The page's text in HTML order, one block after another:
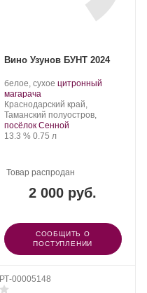
Вино Узунов БУНТ 2024
Производитель:
Узунов.
белое, сухое .
винограда:
цитронный
магарача.
Регион:
Краснодарский край,
Таманский полуостров,
посёлок Сенной
Крепость
13.3 %. Объем
0.75 л
2 000 руб.
Товар распродан
СООБЩИТЬ О
ПОСТУПЛЕНИИ
РТ-00005148